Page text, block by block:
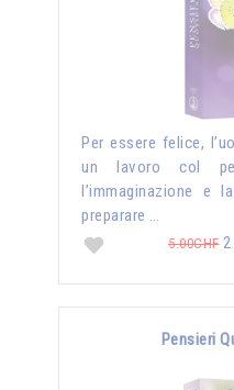
Per essere felice,
un lavoro col
l’immaginazione e
preparare …
5.00CHF
Pensieri